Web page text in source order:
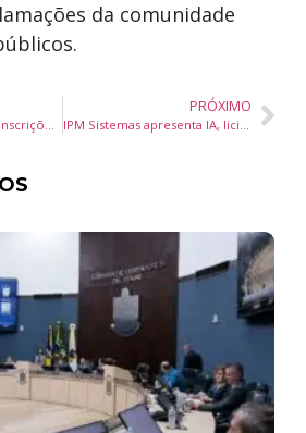
da comunidade
Projeto LAB 3.0 abre inscrições para imersão criativa de artistas em Balneário Camboriú
PRÓXIMO
IPM Sistemas apresenta IA, licitações digitais e drones para transformar a gestão pública